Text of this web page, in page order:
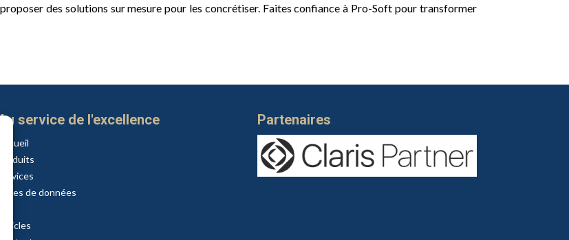
des solutions sur mesure pour les concrétiser. Faites confiance à Pro-Soft pour transformer
service de l'excellence
Accueil
Produits
Services
Bases de données
Articles
Partenaires